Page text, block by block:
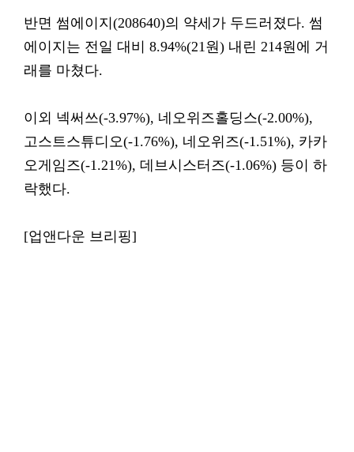
반면 썸에이지(208640)의 약세가 두드러졌다. 썸
에이지는 전일 대비 8.94%(21원) 내린 214원에 거
래를 마쳤다.
이외 넥써쓰(-3.97%), 네오위즈홀딩스(-2.00%),
고스트스튜디오(-1.76%), 네오위즈(-1.51%), 카카
오게임즈(-1.21%), 데브시스터즈(-1.06%) 등이 하
락했다.
[업앤다운 브리핑]